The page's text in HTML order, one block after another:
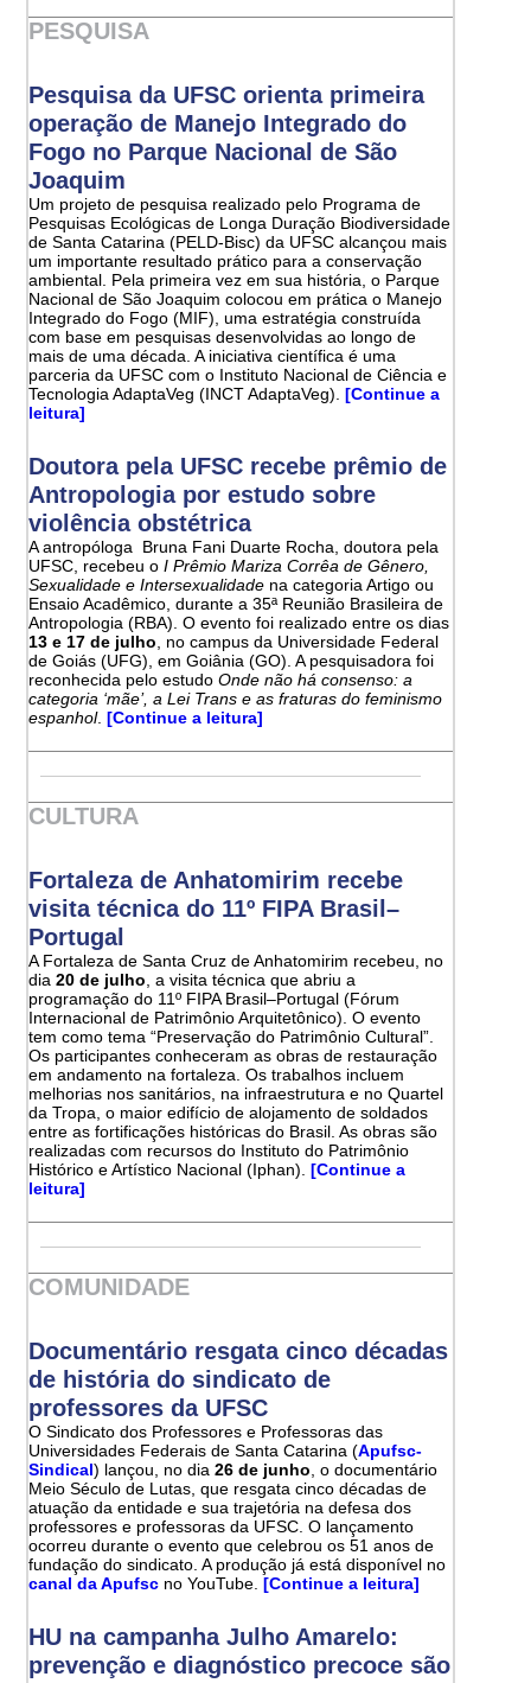
PESQUISA
Pesquisa da UFSC orienta primeira
operação de Manejo Integrado do
Fogo no Parque Nacional de São
Joaquim
Um projeto de pesquisa realizado pelo Programa de
Pesquisas Ecológicas de Longa Duração Biodiversidade
de Santa Catarina (PELD-Bisc) da UFSC alcançou mais
um importante resultado prático para a conservação
ambiental. Pela primeira vez em sua história, o Parque
Nacional de São Joaquim colocou em prática o Manejo
Integrado do Fogo (MIF), uma estratégia construída
com base em pesquisas desenvolvidas ao longo de
mais de uma década. A iniciativa científica é uma
parceria da UFSC com o Instituto Nacional de Ciência e
Tecnologia AdaptaVeg (INCT AdaptaVeg). [Continue a
leitura]
Doutora pela UFSC recebe prêmio de
Antropologia por estudo sobre
violência obstétrica
A antropóloga Bruna Fani Duarte Rocha, doutora pela
UFSC, recebeu o I Prêmio Mariza Corrêa de Gênero,
Sexualidade e Intersexualidade na categoria Artigo ou
Ensaio Acadêmico, durante a 35ª Reunião Brasileira de
Antropologia (RBA). O evento foi realizado entre os dias
13 e 17 de julho , no campus da Universidade Federal
de Goiás (UFG), em Goiânia (GO). A pesquisadora foi
reconhecida pelo estudoOnde não há consenso: a
categoria ‘mãe’, a Lei Trans e as fraturas do feminismo
espanhol. [Continue a leitura]
CULTURA
Fortaleza de Anhatomirim recebe
visita técnica do 11º FIPA Brasil–
Portugal
A Fortaleza de Santa Cruz de Anhatomirim recebeu, no
dia20 de julho , a visita técnica que abriu a
programação do 11º FIPA Brasil–Portugal (Fórum
Internacional de Patrimônio Arquitetônico). O evento
tem como tema “Preservação do Patrimônio Cultural”.
Os participantes conheceram as obras de restauração
em andamento na fortaleza. Os trabalhos incluem
melhorias nos sanitários, na infraestrutura e no Quartel
da Tropa, o maior edifício de alojamento de soldados
entre as fortificações históricas do Brasil. As obras são
realizadas com recursos do Instituto do Patrimônio
Histórico e Artístico Nacional (Iphan). [Continue a
leitura]
COMUNIDADE
Documentário resgata cinco décadas
de história do sindicato de
professores da UFSC
O Sindicato dos Professores e Professoras das
Universidades Federais de Santa Catarina (Apufsc-
Sindical) lançou, no dia26 de junho , o documentário
Meio Século de Lutas, que resgata cinco décadas de
atuação da entidade e sua trajetória na defesa dos
professores e professoras da UFSC. O lançamento
ocorreu durante o evento que celebrou os 51 anos de
fundação do sindicato. A produção já está disponível no
canal da Apufsc no YouTube. [Continue a leitura]
HU na campanha Julho Amarelo:
prevenção e diagnóstico precoce são